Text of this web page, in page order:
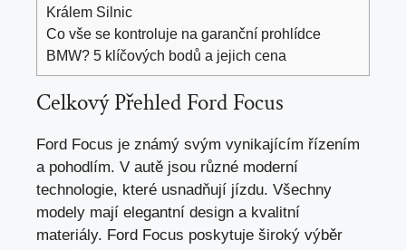
Králem Silnic
Co vše se kontroluje na garanční prohlídce
BMW? 5 klíčových bodů a jejich cena
Celkový Přehled Ford Focus
Ford Focus je známý svým vynikajícím řízením
a pohodlím. V autě jsou různé moderní
technologie, které usnadňují jízdu. Všechny
modely mají elegantní design a kvalitní
materiály. Ford Focus poskytuje široký výběr